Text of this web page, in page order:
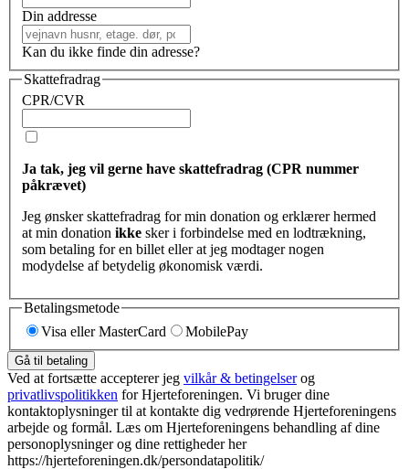
Din addresse
Kan du ikke finde din adresse?
Skattefradrag
CPR/CVR
Ja tak, jeg vil gerne have skattefradrag (CPR nummer
påkrævet)
Jeg ønsker skattefradrag for min donation og erklærer hermed
at min donation ikke sker i forbindelse med en lodtrækning,
som betaling for en billet eller at jeg modtager nogen
modydelse af betydelig økonomisk værdi.
Betalingsmetode
Visa eller MasterCard
MobilePay
Gå til betaling
Ved at fortsætte accepterer jeg vilkår & betingelserog
privatlivspolitikken for Hjerteforeningen. Vi bruger dine
kontaktoplysninger til at kontakte dig vedrørende Hjerteforeningens
arbejde og formål. Læs om Hjerteforeningens behandling af dine
personoplysninger og dine rettigheder her
https://hjerteforeningen.dk/persondatapolitik/